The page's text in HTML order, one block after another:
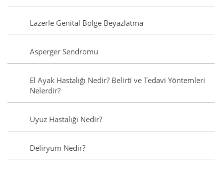
Lazerle Genital Bölge Beyazlatma
Asperger Sendromu
El Ayak Hastalığı Nedir? Belirti ve Tedavi Yöntemleri
Nelerdir?
Uyuz Hastalığı Nedir?
Deliryum Nedir?